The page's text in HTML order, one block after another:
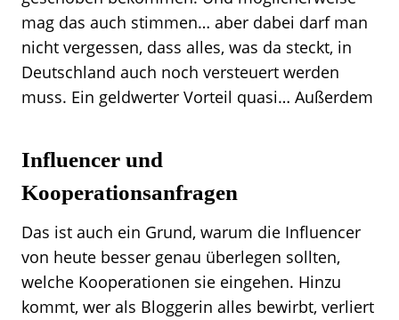
mag das auch stimmen… aber dabei darf man
nicht vergessen, dass alles, was da steckt, in
Deutschland auch noch versteuert werden
muss. Ein geldwerter Vorteil quasi… Außerdem
Influencer und
Kooperationsanfragen
Das ist auch ein Grund, warum die Influencer
von heute besser genau überlegen sollten,
welche Kooperationen sie eingehen. Hinzu
kommt, wer als Bloggerin alles bewirbt, verliert